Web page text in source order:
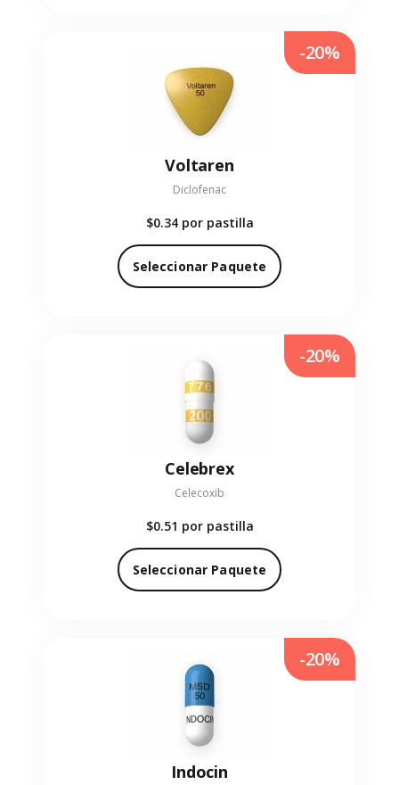
Voltaren
Diclofenac
$0.34 por pastilla
Seleccionar Paquete
-20%
Celebrex
Celecoxib
$0.51 por pastilla
Seleccionar Paquete
-20%
Indocin
-20%